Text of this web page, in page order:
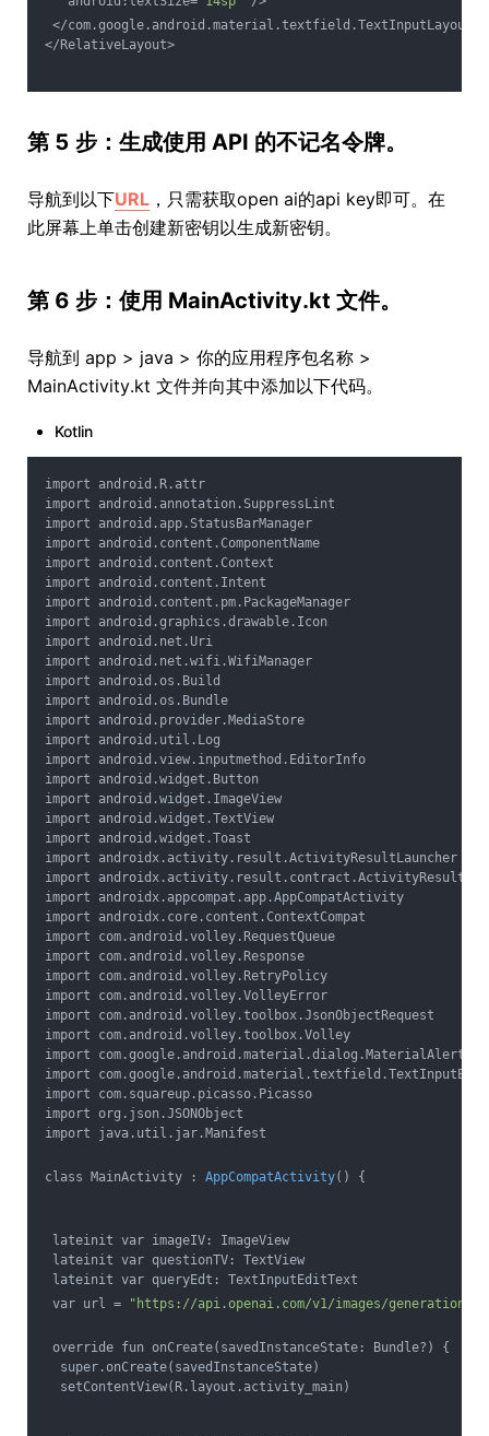
</com.google.android.material.textfield.TextInputLayout>
</RelativeLayout>
第 5 步：生成使用 API 的不记名令牌。
导航到以下URL ，只需获取open ai的api key即可。在
此屏幕上单击创建新密钥以生成新密钥。
第 6 步：使用 MainActivity.kt 文件。
导航到 app > java > 你的应用程序包名称 >
MainActivity.kt 文件并向其中添加以下代码。
Kotlin
import android.R.attr
import android.annotation.SuppressLint
import android.app.StatusBarManager
import android.content.ComponentName
import android.content.Context
import android.content.Intent
import android.content.pm.PackageManager
import android.graphics.drawable.Icon
import android.net.Uri
import android.net.wifi.WifiManager
import android.os.Build
import android.os.Bundle
import android.provider.MediaStore
import android.util.Log
import android.view.inputmethod.EditorInfo
import android.widget.Button
import android.widget.ImageView
import android.widget.TextView
import android.widget.Toast
import androidx.activity.result.ActivityResultLauncher
import
import androidx.appcompat.app.AppCompatActivity
import androidx.core.content.ContextCompat
import com.android.volley.RequestQueue
import com.android.volley.Response
import com.android.volley.RetryPolicy
import com.android.volley.VolleyError
import com.android.volley.toolbox.JsonObjectRequest
import com.android.volley.toolbox.Volley
import
import
import com.squareup.picasso.Picasso
import org.json.JSONObject
import java.util.jar.Manifest
class MainActivity : AppCompatActivity() {
lateinit var imageIV: ImageView
lateinit var questionTV: TextView
lateinit var queryEdt: TextInputEditText
var url =
"https://api.openai.com/v1/images/generations"
override fun onCreate(savedInstanceState: Bundle?) {
super.onCreate(savedInstanceState)
setContentView(R.layout.activity_main)